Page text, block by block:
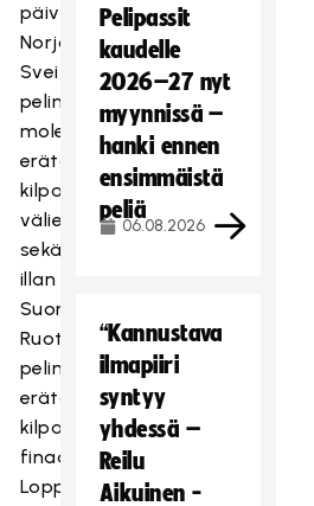
päivän
Norja-
Sveitsi
pelin
molemmilla
erätauoilla
kilpaillut
välierät
sekä
illan
Suomi-
Ruotsi
pelin
erätauolla
kilpailtu
finaali.
Loppukilpailu
Pelipassit
kaudelle
2026–27 nyt
myynnissä –
hanki ennen
ensimmäistä
peliä
06.08.2026
“Kannustava
ilmapiiri
syntyy
yhdessä –
Reilu
Aikuinen -